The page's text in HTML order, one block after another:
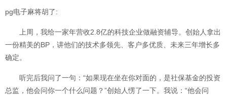
pg电子麻将胡了:
上周，我给一家年营收2.8亿的科技企业做融资辅导。创始人拿出
一份精美的BP，讲他们的技术多领先、客户多优质、未来三年增长多
确定。
听完后我问了一句：“如果现在坐在你对面的，是社保基金的投资
总监，他会问你一个什么问题？”创始人愣了一下。我说：“他会问